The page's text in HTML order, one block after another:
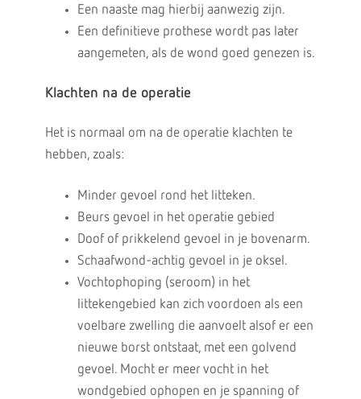
Een naaste mag hierbij aanwezig zijn.
Een definitieve prothese wordt pas later
aangemeten, als de wond goed genezen is.
Klachten na de operatie
Het is normaal om na de operatie klachten te
hebben, zoals:
Minder gevoel rond het litteken.
Beurs gevoel in het operatie gebied
Doof of prikkelend gevoel in je bovenarm.
Schaafwond-achtig gevoel in je oksel.
Vochtophoping (seroom) in het
littekengebied kan zich voordoen als een
voelbare zwelling die aanvoelt alsof er een
nieuwe borst ontstaat, met een golvend
gevoel. Mocht er meer vocht in het
wondgebied ophopen en je spanning of